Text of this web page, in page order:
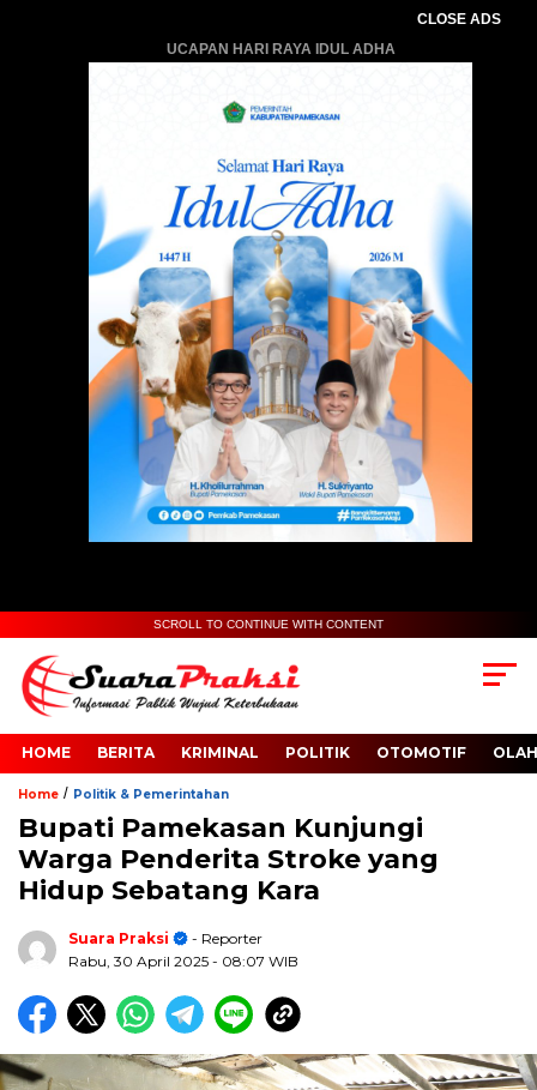
CLOSE ADS
UCAPAN HARI RAYA IDUL ADHA
SCROLL TO CONTINUE WITH CONTENT
HOME BERITA KRIMINAL POLITIK OTOMOTIF
Home / Politik & Pemerintahan
Bupati Pamekasan Kunjungi
Warga Penderita Stroke yang
Hidup Sebatang Kara
Suara Praksi
- Reporter
Rabu, 30 April 2025 - 08:07 WIB